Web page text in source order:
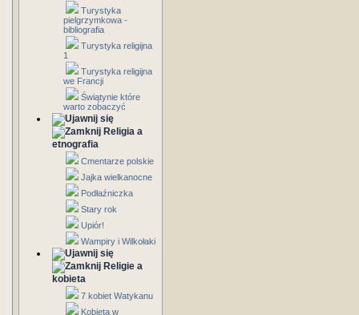
Turystyka
pielgrzymkowa -
bibliografia
Turystyka religijna
1
Turystyka religijna
we Francji
Świątynie które
warto zobaczyć
Religia a
etnografia
Cmentarze polskie
Jajka wielkanocne
Podłaźniczka
Stary rok
Upiór!
Wampiry i Wilkołaki
Religie a
kobieta
7 kobiet Watykanu
Kobieta w